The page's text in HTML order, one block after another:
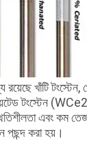
রয়েছে খাঁটি টংস্টেন,
টংস্টেন
এবং কম
পছন্দ করা হয়।